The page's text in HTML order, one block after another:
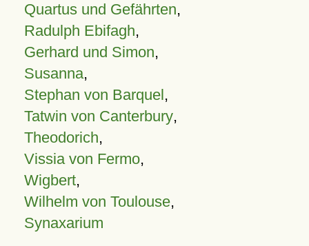
Quartus und Gefährten,
Radulph Ebifagh,
Gerhard und Simon,
Susanna,
Stephan von Barquel,
Tatwin von Canterbury,
Theodorich,
Vissia von Fermo,
Wigbert,
Wilhelm von Toulouse,
Synaxarium